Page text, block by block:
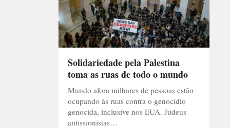
Solidariedade pela Palestina
toma as ruas de todo o mundo
Mundo afora milhares de pessoas estão
ocupando às ruas contra o genocídio
genocida, inclusive nos EUA. Judeus
antissionistas…